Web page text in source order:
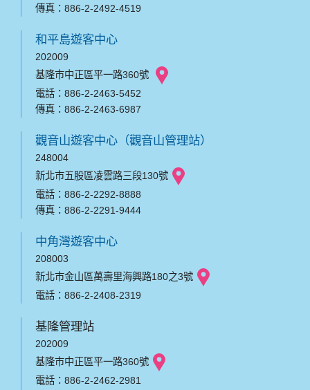
傳真：886-2-2492-4519
和平島遊客中心
202009
基隆市中正區平一路360號
電話：886-2-2463-5452
傳真：886-2-2463-6987
觀音山遊客中心（觀音山管理站）
248004
新北市五股區凌雲路三段130號
電話：886-2-2292-8888
傳真：886-2-2291-9444
中角灣遊客中心
208003
新北市金山區萬壽里海興路180之3號
電話：886-2-2408-2319
基隆管理站
202009
基隆市中正區平一路360號
電話：886-2-2462-2981